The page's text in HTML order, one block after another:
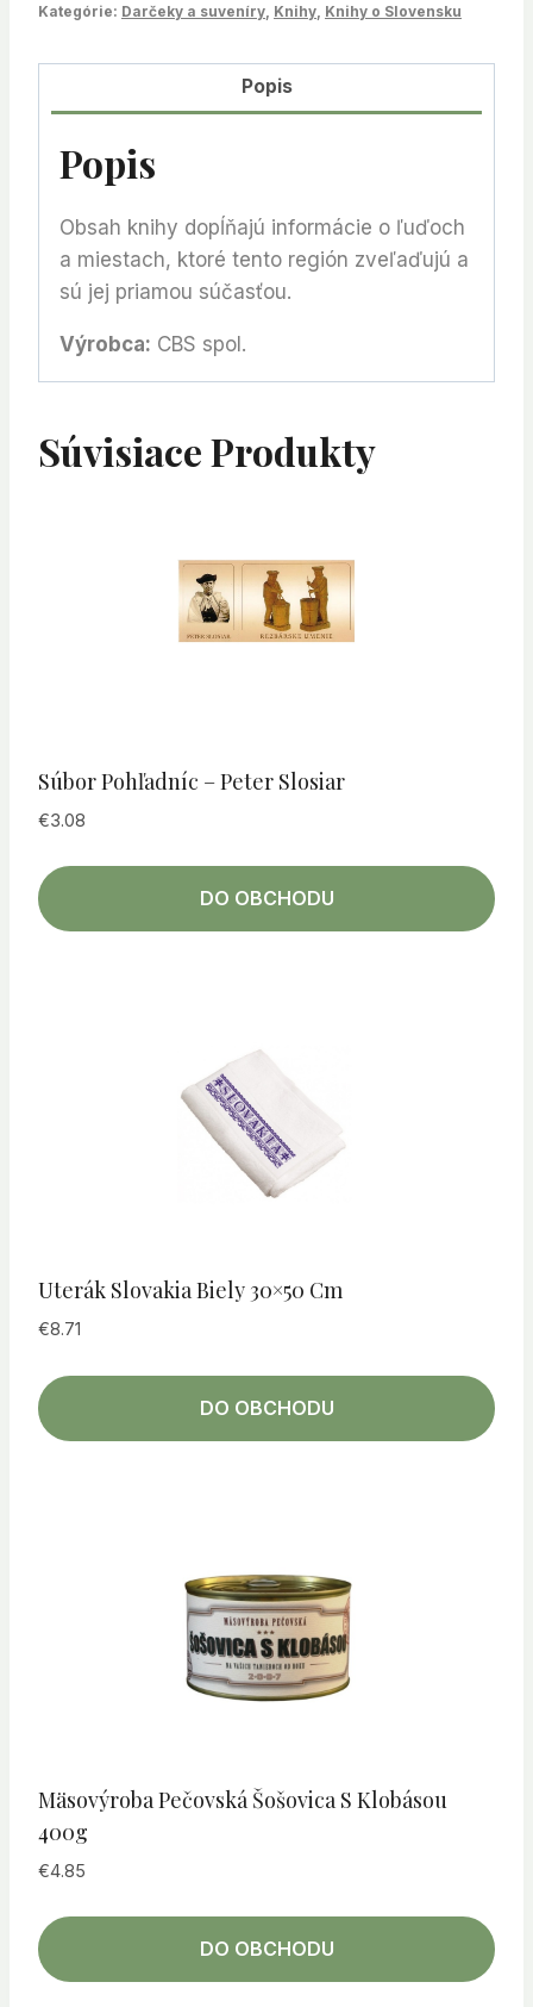
Kategórie: Darčeky a suveníry Knihy Knihy o Slovensku
Popis
Popis
Obsah knihy dopĺňajú informácie o ľuďoch
a miestach, ktoré tento región zveľaďujú a
sú jej priamou súčasťou.
Výrobca: CBS spol.
Súvisiace Produkty
Súbor Pohľadníc – Peter Slosiar
€3.08
DO OBCHODU
Uterák Slovakia Biely 30×50 Cm
€8.71
DO OBCHODU
Mäsovýroba Pečovská Šošovica S Klobásou
400g
€4.85
DO OBCHODU